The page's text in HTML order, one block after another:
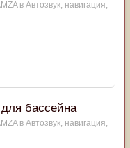
в Автозвук, навигация,
бассейна
в Автозвук, навигация,